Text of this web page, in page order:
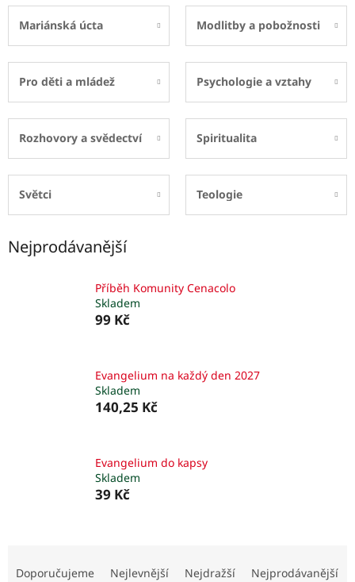
Mariánská úcta Modlitby a pobožnosti
Pro děti a mládež Psychologie a vztahy
Rozhovory a svědectví Spiritualita
Světci Teologie
Nejprodávanější
Příběh Komunity Cenacolo
Skladem
99 Kč
Evangelium na každý den 2027
Skladem
140,25 Kč
Evangelium do kapsy
Skladem
39 Kč
Doporučujeme Nejlevnější Nejdražší Nejprodávanější